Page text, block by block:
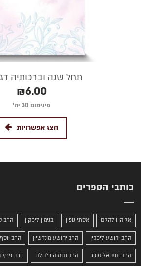
תחל שנה וברכותיה
₪6.00
מינימום 30 יח׳
הצג אפשרויות
כותבי הספרים
אליהו וילהלם אסתי גופין בנימין ליפקין הרב
הרב יהושע ליפקין הרב יהושע מונדשיין הרב יוסף
הרב יחזקאל סופר הרב נחמיה וילהלם הרב פרץ